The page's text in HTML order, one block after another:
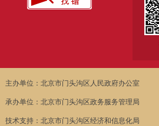
主办单位：北京市门头沟区人民政府办公室
承办单位：北京市门头沟区政务服务管理局
技术支持：北京市门头沟区经济和信息化局